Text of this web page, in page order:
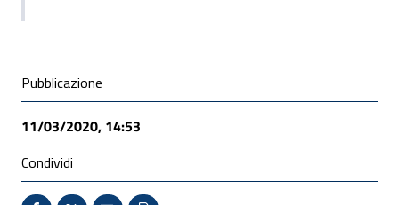
Condivisione social
Pubblicazione
11/03/2020, 14:53
Condividi